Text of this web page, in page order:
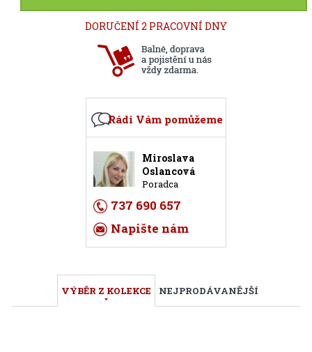
DORUČENÍ 2 PRACOVNÍ DNY
Rádi Vám pomůžeme
Miroslava
Oslancová
Poradca
737 690 657
Napište nám
VÝBĚR Z KOLEKCE NEJPRODÁVANĚJŠÍ